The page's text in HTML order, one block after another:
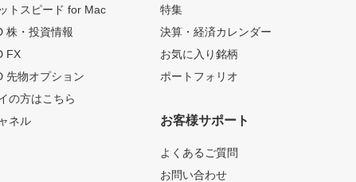
トスピード for Mac
株・投資情報
FX
先物オプション
の方はこちら
ネル
特集
決算・経済カレンダー
お気に入り銘柄
ポートフォリオ
お客様サポート
よくあるご質問
お問い合わせ